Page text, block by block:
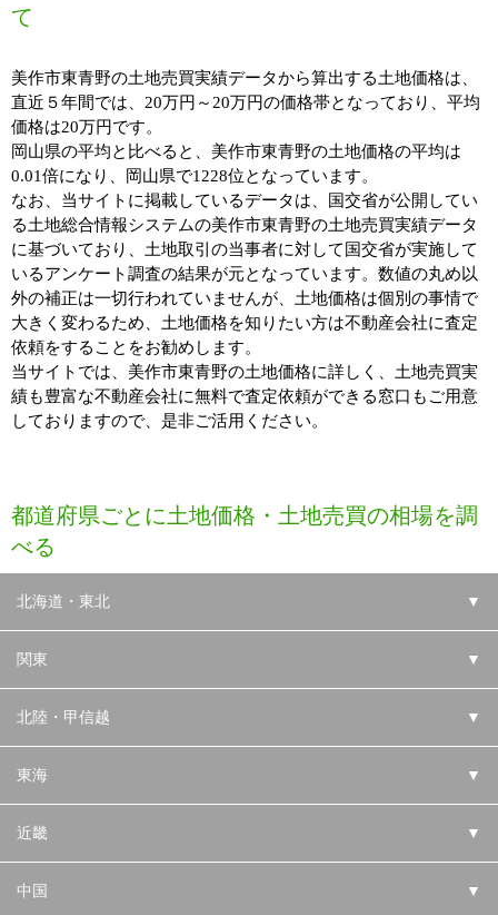
て
美作市東青野の土地売買実績データから算出する土地価格は、
直近５年間では、20万円～20万円の価格帯となっており、平均
価格は20万円です。
岡山県の平均と比べると、美作市東青野の土地価格の平均は
0.01倍になり、岡山県で1228位となっています。
なお、当サイトに掲載しているデータは、国交省が公開してい
る土地総合情報システムの美作市東青野の土地売買実績データ
に基づいており、土地取引の当事者に対して国交省が実施して
いるアンケート調査の結果が元となっています。数値の丸め以
外の補正は一切行われていませんが、土地価格は個別の事情で
大きく変わるため、土地価格を知りたい方は不動産会社に査定
依頼をすることをお勧めします。
当サイトでは、美作市東青野の土地価格に詳しく、土地売買実
績も豊富な不動産会社に無料で査定依頼ができる窓口もご用意
しておりますので、是非ご活用ください。
都道府県ごとに土地価格・土地売買の相場を調
べる
北海道・東北 ▼
関東 ▼
北陸・甲信越 ▼
東海 ▼
近畿 ▼
中国 ▼